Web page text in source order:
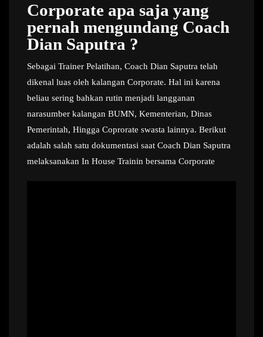
Corporate apa saja yang
pernah mengundang Coach
Dian Saputra ?
Sebagai Trainer Pelatihan, Coach Dian Saputra telah
dikenal luas oleh kalangan Corporate. Hal ini karena
beliau sering bahkan rutin menjadi langganan
narasumber kalangan BUMN, Kementerian, Dinas
Pemerintah, Hingga Coprorate swasta lainnya. Berikut
adalah salah satu dokumentasi saat Coach Dian Saputra
melaksanakan In House Trainin bersama Corporate